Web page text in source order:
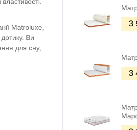
Matroluxe,
Ви
для сну,
3
3